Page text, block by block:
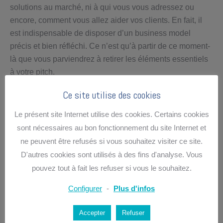
solutions au marché, ni à qui vous vous adressez ou
encore, comment vous allez aider vos clients. En fait, il
est indispensable de disposer d’un business model
précis et bien réfléchi. Ce n’est qu’à partir de ce moment-
là que vous parviendrez à retirer les éléments essentiels
à votre pitch.
Ce travail sur le business model, c’est ce qu’
points permettant aux créateurs d’entreprise de se lancer
dans les meilleures conditions.
Pour en savoir plus, contactezAbiliteam via son
formulaire de contact.
Partager cet article
Share
Share
Share
Ce site utilise des cookies
Le présent site Internet utilise des cookies. Certains cookies
sont nécessaires au bon fonctionnement du site Internet et
ne peuvent être refusés si vous souhaitez visiter ce site.
D'autres cookies sont utilisés à des fins d'analyse. Vous
pouvez tout à fait les refuser si vous le souhaitez.
Configurer - Plus d'infos
Accepter Refuser